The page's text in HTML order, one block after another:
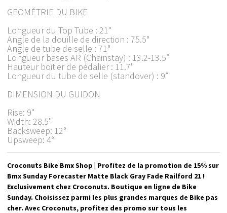
GEOMÉTRIE DU BIKE
Longueur du Top Tube : 21"
Angle de la douille de direction : 75.5°
Angle de tube de selle : 71°
Longueur bases AR (Chainstay) : 13.2-13.5”
Hauteur boitier de pédalier : 11.7"
Longueur du tube de selle (standover) : 9”
DIMENSION DU GUIDON
Rise: 9"
Width: 28.5"
Backsweep: 12°
Upsweep: 4°
Croconuts Bike Bmx Shop | Profitez de la promotion de 15% sur
Bmx Sunday Forecaster Matte Black Gray Fade Railford 21 !
Exclusivement chez Croconuts. Boutique en ligne de Bike
Sunday. Choisissez parmi les plus grandes marques de Bike pas
cher. Avec Croconuts, profitez des promo sur tous les